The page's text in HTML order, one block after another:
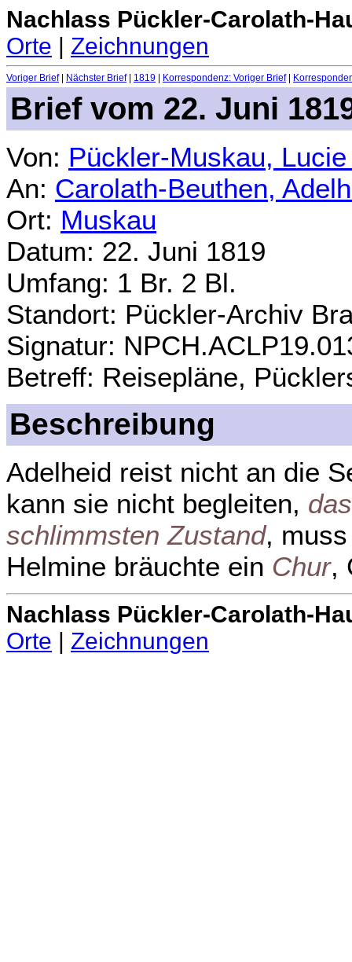
Nachlass Pückler-Carolath-
Orte | Zeichnungen
Voriger Brief| Nächster Brief| 1819 Korrespondenz: Voriger Brief|
Brief vom 22. Juni
Von: Pückler-Muskau,
An: Carolath-Beuthen,
Ort: Muskau
Datum: 22. Juni 1819
Umfang: 1 Br. 2 Bl.
Standort: Pückler-Archiv
Signatur:
Betreff: Reisepläne,
Beschreibung
Adelheid reist nicht an die
kann sie nicht begleiten,
schlimmsten Zustand,
Helmine bräuchte ein Chur,
Nachlass Pückler-Carolath-
Orte | Zeichnungen